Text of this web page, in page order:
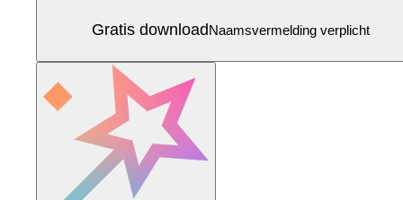
Gratis downloadNaamsvermelding verplicht